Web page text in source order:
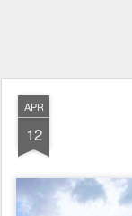
APR
12